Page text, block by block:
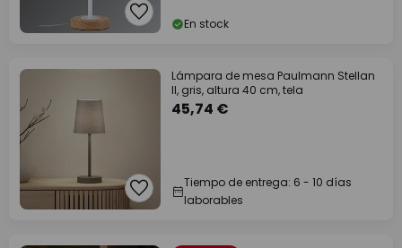
En stock
Lámpara de mesa Paulmann Stellan
II, gris, altura 40 cm, tela
45,74 €
Tiempo de entrega: 6 - 10 días
laborables